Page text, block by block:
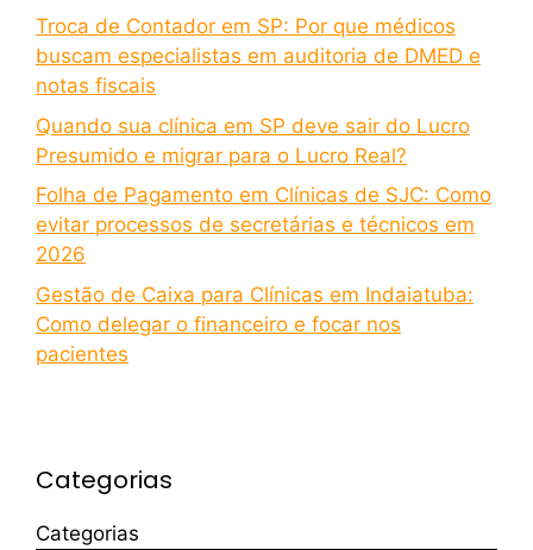
Troca de Contador em SP: Por que médicos
buscam especialistas em auditoria de DMED e
notas fiscais
Quando sua clínica em SP deve sair do Lucro
Presumido e migrar para o Lucro Real?
Folha de Pagamento em Clínicas de SJC: Como
evitar processos de secretárias e técnicos em
2026
Gestão de Caixa para Clínicas em Indaiatuba:
Como delegar o financeiro e focar nos
pacientes
Categorias
Categorias